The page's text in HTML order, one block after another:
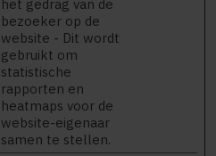
het gedrag van de
bezoeker op de
website - Dit wordt
gebruikt om
statistische
rapporten en
heatmaps voor de
website-eigenaar
samen te stellen.